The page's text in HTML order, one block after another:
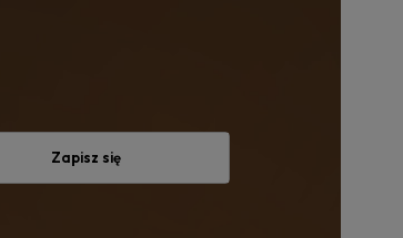
Zapisz się